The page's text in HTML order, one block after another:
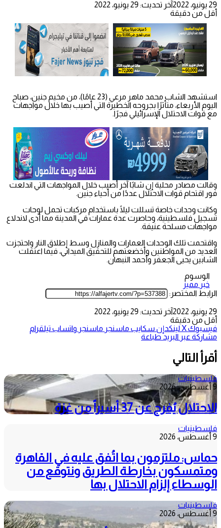
29 يونيو، 2022
آخر تحديث: 29 يونيو، 2022
أقل من دقيقة
استشهد الشاب محمد ماهر مرعي (23 عامًا)، من مخيم جنين، صباح
اليوم الأربعاء، متأثرًا بجروحه الخطيرة التي أصيب بها خلال مواجهات
مع قوات الاحتلال الإسرائيلي فجرًا.
وقالت مصادر محلية إن شابًا آخر أصيب خلال المواجهات التي اندلعت
فور اقتحام قوات الاحتلال عددًا من أحياء جنين.
وكانت وحدات خاصة تسللت ليلًا باستخدام مركبات تحمل لوحات
تسجيل فلسطينية، وحاصرت عدة عمارات في المدينة مما أدى لاندلاع
مواجهات مسلحة عنيفة.
واقتحمت تلك الوحدات العمارات والمنازل وسط إطلاق النار واحتجزت
العديد من المواطنين وأخضعتهم للتحقيق الميداني، فيما اعتقلت
الشابين يحيى الجعفر وأحمد النبهان.
الوسوم
خبر مميز
الرابط المختصر:
29 يونيو، 2022
آخر تحديث: 29 يونيو، 2022
أقل من دقيقة
فيسبوك‫Xلينكدإن سكايب ماسنجر ماسنجر واتساب تيلقرام
مشاركة عبر البريد طباعة
أقرأ التالي
فلسطينيات
9 أغسطس، 2026
الاحتلال يُفرج عن 37 أسيراً من غزة
فلسطينيات
9 أغسطس، 2026
حماس: ملتزمون بما اتُفق عليه في القاهرة
ومتمسكون بخارطة الطريق ونتوقع من
الوسطاء إلزام الاحتلال بها
فلسطينيات
9 أغسطس، 2026